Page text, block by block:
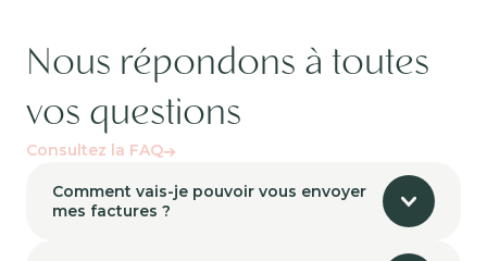
Nous répondons à toutes
vos questions
Consultez la FAQ
Comment vais-je pouvoir vous envoyer
mes factures ?